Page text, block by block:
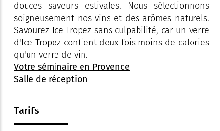
douces saveurs estivales. Nous sélectionnons
soigneusement nos vins et des arômes naturels.
Savourez Ice Tropez sans culpabilité, car un verre
d'Ice Tropez contient deux fois moins de calories
qu'un verre de vin.
Votre séminaire en Provence
Salle de réception
Tarifs